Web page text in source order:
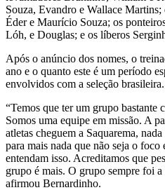
Souza, Evandro e Wallace
Éder e Maurício Souza; os
Lóh, e Douglas; e os líberos
Após o anúncio dos nomes, o
ano e o quanto este é um período
envolvidos com a seleção brasileira.
“Temos que ter um grupo bastante
Somos uma equipe em missão. A
atletas cheguem a Saquarema,
para mais nada que não seja o foco
entendam isso. Acreditamos que
grupo é mais. O grupo sempre foi
afirmou Bernardinho.